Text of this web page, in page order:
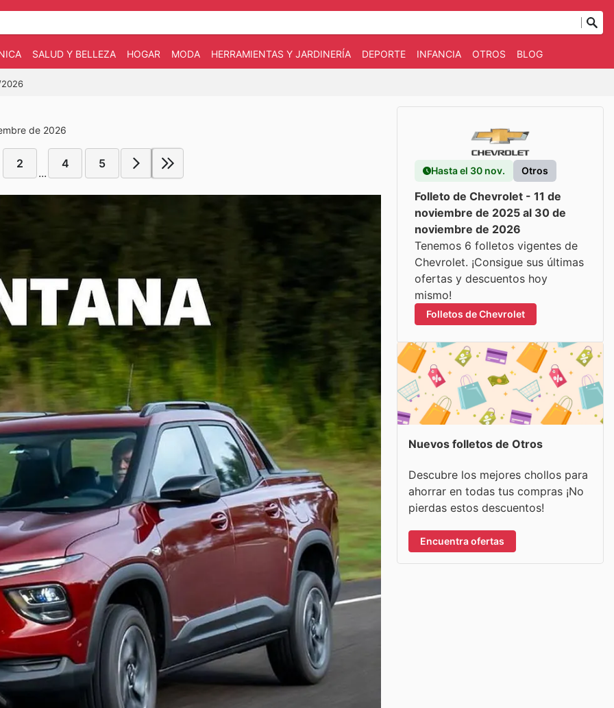
SALUD Y BELLEZA HOGAR MODA HERRAMIENTAS Y JARDINERÍA DEPORTE INFANCIA OTROS BLOG
de 2026
2
...
4 5
Hasta el 30 nov. Otros
Folleto de Chevrolet - 11 de
noviembre de 2025 al 30 de
noviembre de 2026
Tenemos 6 folletos vigentes de
Chevrolet. ¡Consigue sus últimas
ofertas y descuentos hoy
mismo!
Folletos de Chevrolet
Nuevos folletos de Otros
Descubre los mejores chollos para
ahorrar en todas tus compras ¡No
pierdas estos descuentos!
Encuentra ofertas